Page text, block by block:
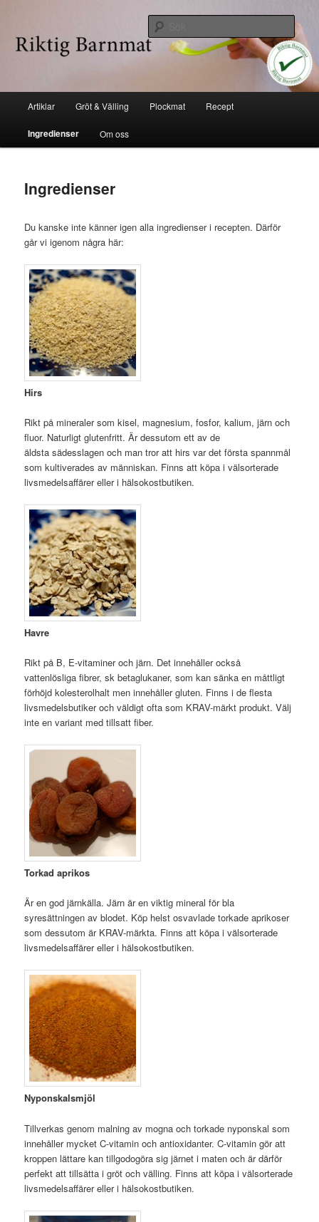
huvudinnehåll
Riktig barnmat
Sök
Artiklar Gröt & Välling Plockmat Recept
Ingredienser Om oss
Ingredienser
Du kanske inte känner igen alla ingredienser i recepten. Därför
går vi igenom några här:
Hirs
Rikt på mineraler som kisel, magnesium, fosfor, kalium, järn och
fluor. Naturligt glutenfritt. Är dessutom ett av de
äldsta sädesslagen och man tror att hirs var det första spannmål
som kultiverades av människan. Finns att köpa i välsorterade
livsmedelsaffärer eller i hälsokostbutiken.
Havre
Rikt på B, E-vitaminer och järn. Det innehåller också
vattenlösliga fibrer, sk betaglukaner, som kan sänka en måttligt
förhöjd kolesterolhalt men innehåller gluten. Finns i de flesta
livsmedelsbutiker och väldigt ofta som KRAV-märkt produkt. Välj
inte en variant med tillsatt fiber.
Torkad aprikos
Är en god järnkälla. Järn är en viktig mineral för bla
syresättningen av blodet. Köp helst osvavlade torkade aprikoser
som dessutom är KRAV-märkta. Finns att köpa i välsorterade
livsmedelsaffärer eller i hälsokostbutiken.
Nyponskalsmjöl
Tillverkas genom malning av mogna och torkade nyponskal som
innehåller mycket C-vitamin och antioxidanter. C-vitamin gör att
kroppen lättare kan tillgodogöra sig järnet i maten och är därför
perfekt att tillsätta i gröt och välling. Finns att köpa i välsorterade
livsmedelsaffärer eller i hälsokostbutiken.